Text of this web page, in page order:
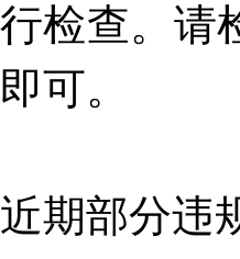
行检查。请
即可。
近期部分违